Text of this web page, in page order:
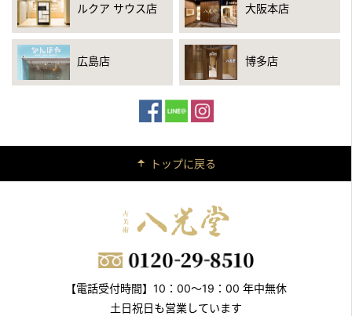
ルクア サウス店 大阪本店
広島店 博多店
トップに戻る
【電話受付時間】10：00～19：00 年中無休
土日祝日も営業しています